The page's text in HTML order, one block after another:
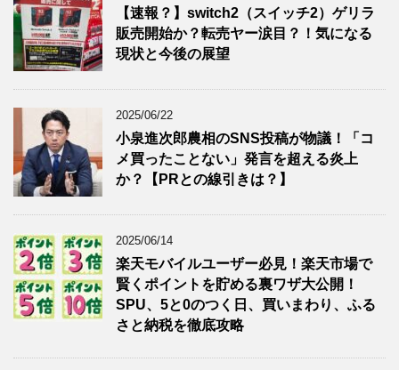
【速報？】switch2（スイッチ2）ゲリラ
販売開始か？転売ヤー涙目？！気になる
現状と今後の展望
2025/06/22
小泉進次郎農相のSNS投稿が物議！「コ
メ買ったことない」発言を超える炎上
か？【PRとの線引きは？】
2025/06/14
楽天モバイルユーザー必見！楽天市場で
賢くポイントを貯める裏ワザ大公開！
SPU、5と0のつく日、買いまわり、ふる
さと納税を徹底攻略